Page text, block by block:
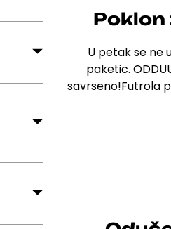
U petak se ne
paketic.
savrseno!Futrola